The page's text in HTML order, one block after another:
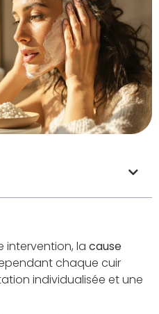
intervention, la cause
chaque cuir
individualisée et une